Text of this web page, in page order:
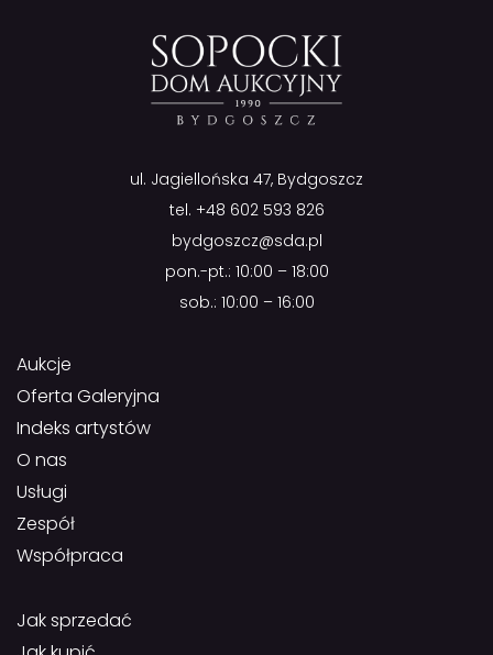
ul. Jagiellońska 47, Bydgoszcz
tel. +48 602 593 826
bydgoszcz@sda.pl
pon.-pt.: 10:00 – 18:00
sob.: 10:00 – 16:00
Aukcje
Oferta Galeryjna
Indeks artystów
O nas
Usługi
Zespół
Współpraca
Jak sprzedać